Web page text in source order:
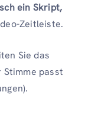
ein Skript,
Zeitleiste.
Sie das
passt